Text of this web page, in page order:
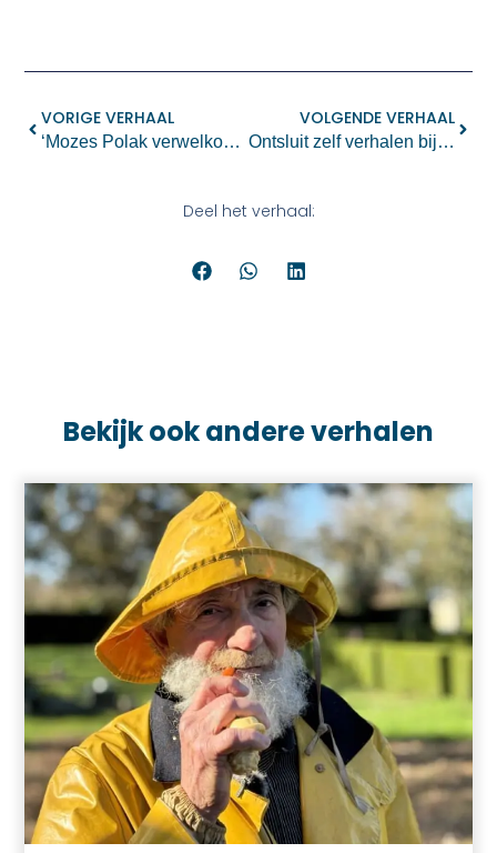
VORIGE VERHAAL
‘Mozes Polak verwelkomt wandelaars in zijn ’theater’
VOLGENDE VERHAAL
Ontsluit zelf verhalen bij het graf
Deel het verhaal:
Bekijk ook andere verhalen